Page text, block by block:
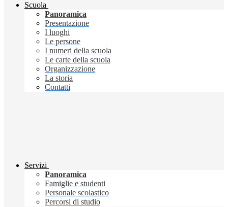
Scuola
Panoramica
Presentazione
I luoghi
Le persone
I numeri della scuola
Le carte della scuola
Organizzazione
La storia
Contatti
Servizi
Panoramica
Famiglie e studenti
Personale scolastico
Percorsi di studio